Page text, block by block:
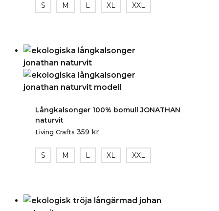
S M L XL XXL
Långkalsonger 100% bomull JONATHAN
naturvit
Living Crafts 359 kr
S M L XL XXL